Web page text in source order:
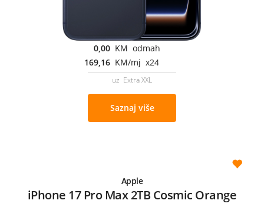
0,00 KM odmah
169,16 KM/mj x24
uz Extra XXL
Saznaj više
Apple
iPhone 17 Pro Max 2TB Cosmic Orange